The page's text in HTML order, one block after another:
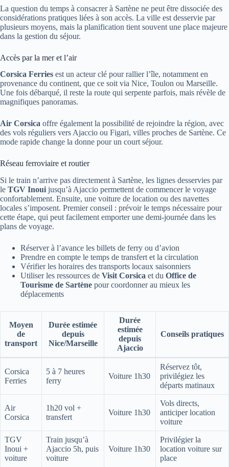
La question du temps à consacrer à Sartène ne peut être dissociée des
considérations pratiques liées à son accès. La ville est desservie par
plusieurs moyens, mais la planification tient souvent une place majeure
dans la gestion du séjour.
Accès par la mer et l’air
Corsica Ferries est un acteur clé pour rallier l’île, notamment en
provenance du continent, que ce soit via Nice, Toulon ou Marseille.
Une fois débarqué, il reste la route qui serpente parfois, mais révèle de
magnifiques panoramas.
Air Corsica offre également la possibilité de rejoindre la région, avec
des vols réguliers vers Ajaccio ou Figari, villes proches de Sartène. Ce
mode rapide change la donne pour un court séjour.
Réseau ferroviaire et routier
Si le train n’arrive pas directement à Sartène, les lignes desservies par
le TGV Inoui jusqu’à Ajaccio permettent de commencer le voyage
confortablement. Ensuite, une voiture de location ou des navettes
locales s’imposent. Premier conseil : prévoir le temps nécessaire pour
cette étape, qui peut facilement emporter une demi-journée dans les
plans de voyage.
Réserver à l’avance les billets de ferry ou d’avion
Prendre en compte le temps de transfert et la circulation
Vérifier les horaires des transports locaux saisonniers
Utiliser les ressources de Visit Corsica et du Office de
Tourisme de Sartène pour coordonner au mieux les
déplacements
Moyen
de
transport
Durée estimée
depuis
Nice/Marseille
Durée
estimée
depuis
Ajaccio
Conseils pratiques
Corsica
Ferries
5 à 7 heures
ferry
Voiture 1h30
Réservez tôt,
privilégiez les
départs matinaux
Air
Corsica
1h20 vol +
transfert
Voiture 1h30
Vols directs,
anticiper location
voiture
TGV
Inoui +
voiture
Train jusqu’à
Ajaccio 5h, puis
voiture
Voiture 1h30
Privilégier la
location voiture sur
place